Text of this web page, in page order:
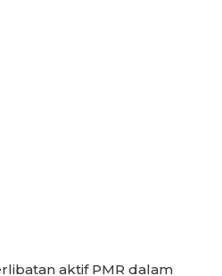
aktif PMR dalam